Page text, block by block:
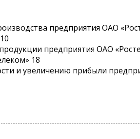
предприятия ОАО
предприятия ОАО
18
и увеличению прибыли